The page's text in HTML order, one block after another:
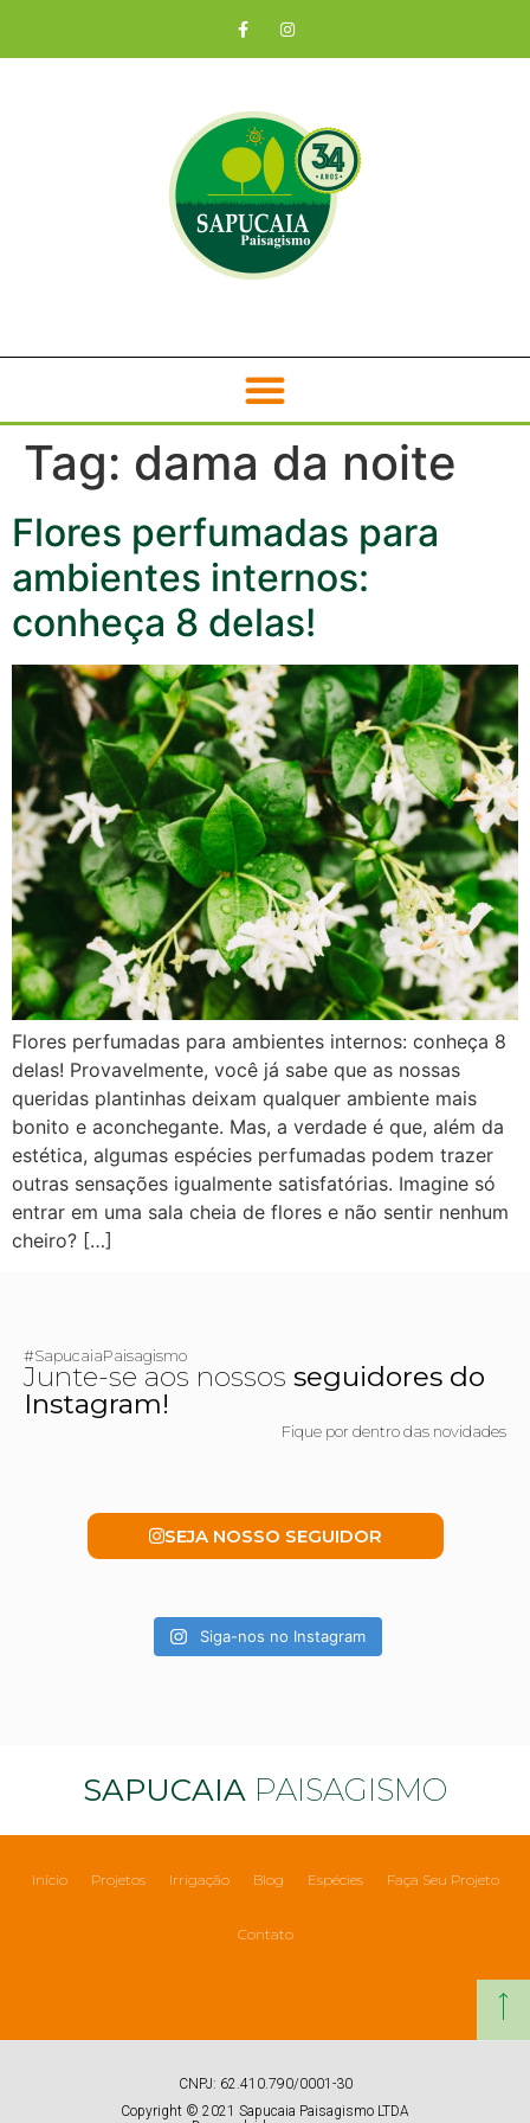
Tag: dama da noite
Flores perfumadas para
ambientes internos:
conheça 8 delas!
Flores perfumadas para ambientes internos: conheça 8
delas! Provavelmente, você já sabe que as nossas
queridas plantinhas deixam qualquer ambiente mais
bonito e aconchegante. Mas, a verdade é que, além da
estética, algumas espécies perfumadas podem trazer
outras sensações igualmente satisfatórias. Imagine só
entrar em uma sala cheia de flores e não sentir nenhum
cheiro? […]
#SapucaiaPaisagismo
Junte-se aos nossos seguidores do
Instagram!
Fique por dentro das novidades
SEJA NOSSO SEGUIDOR
Siga-nos no Instagram
SAPUCAIA PAISAGISMO
Início Projetos Irrigação Blog Espécies Faça Seu Projeto
Contato
CNPJ: 62.410.790/0001-30
Copyright © 2021 Sapucaia Paisagismo LTDA